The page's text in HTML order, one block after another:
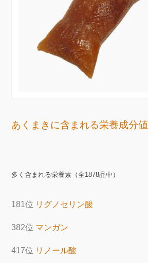
あくまきに含まれる栄養成分値
多く含まれる栄養素（全1878品中）
181位 リグノセリン酸
382位 マンガン
417位 リノール酸